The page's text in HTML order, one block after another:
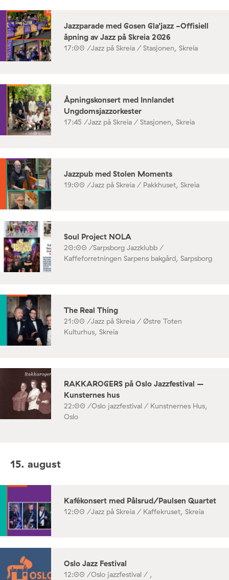
Jazzparade med Gosen Gla’jazz -Offisiell
åpning av Jazz på Skreia 2026
17:00 /Jazz på Skreia / Stasjonen, Skreia
Åpningskonsert med Innlandet
Ungdomsjazzorkester
17:45 /Jazz på Skreia / Stasjonen, Skreia
Jazzpub med Stolen Moments
19:00 /Jazz på Skreia / Pakkhuset, Skreia
Soul Project NOLA
20:00 /Sarpsborg Jazzklubb /
Kaffeforretningen Sarpens bakgård, Sarpsborg
The Real Thing
21:00 /Jazz på Skreia / Østre Toten
Kulturhus, Skreia
RAKKAROGERS på Oslo Jazzfestival –
Kunsternes hus
22:00 /Oslo jazzfestival / Kunstnernes Hus,
Oslo
15. august
Kafékonsert med Pålsrud/Paulsen Quartet
12:00 /Jazz på Skreia / Kaffekruset, Skreia
Oslo Jazz Festival
12:00 /Oslo jazzfestival / ,